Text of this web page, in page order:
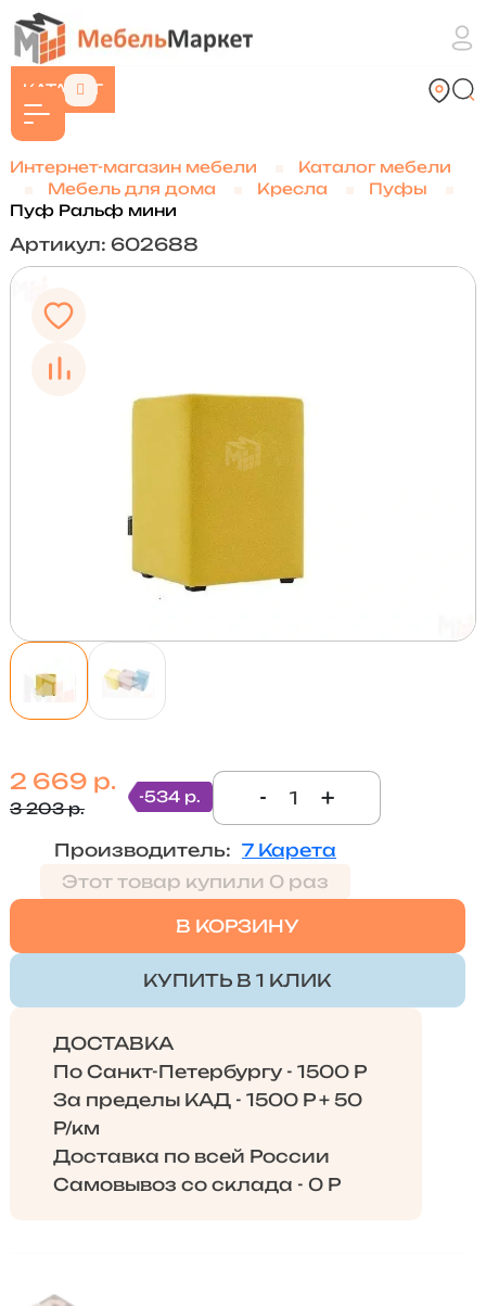
КАТАЛОГ
Интернет-магазин мебели
Каталог мебели
Мебель для дома
Кресла
Пуфы
Пуф Ральф мини
Артикул: 602688
2 669 р.
3 203 р.
-534 р. - +
Производитель: 7 Карета
Этот товар купили 0 раз
В КОРЗИНУ
КУПИТЬ В 1 КЛИК
ДОСТАВКА
По Санкт-Петербургу - 1500 Р
За пределы КАД - 1500 Р + 50
Р/км
Доставка по всей России
Самовывоз со склада - 0 Р